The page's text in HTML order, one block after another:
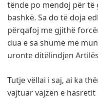
tënde po mendoj për
bashkë. Sa do të doja
përqafoj me gjithë
dua e sa shumë më
uronte ditëlindjen
Tutje vëllai i saj, ai ka
vajtuar vajzën e hasretit